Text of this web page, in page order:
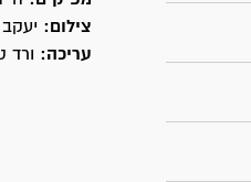
צילום:
עריכה: ורד